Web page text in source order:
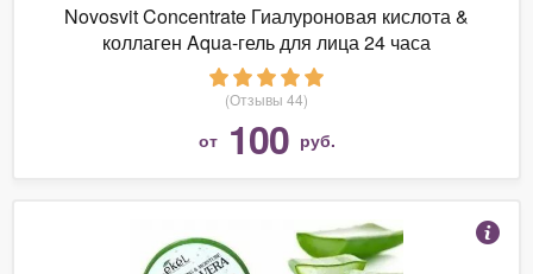
Novosvit Concentrate Гиалуроновая кислота &
коллаген Aqua-гель для лица 24 часа
(Отзывы 44)
от 100 руб.